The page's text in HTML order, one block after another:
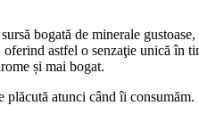
bogată de minerale
astfel o senzaţie unică în
și mai bogat.
plăcută atunci când îi consumăm.